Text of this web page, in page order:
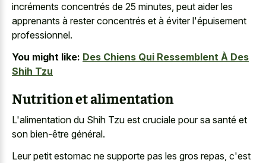
incréments concentrés de 25 minutes, peut aider les
apprenants à rester concentrés et à éviter l'épuisement
professionnel.
You might like: Des Chiens Qui Ressemblent À Des
Shih Tzu
Nutrition et alimentation
L'alimentation du Shih Tzu est cruciale pour sa santé et
son bien-être général.
Leur petit estomac ne supporte pas les gros repas, c'est